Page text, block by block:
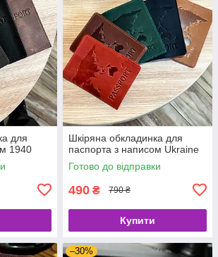
для
1940
Шкіряна обкладинка для
паспорта з написом Ukraine
Готово до відправки
490 ₴ 790 ₴
Купити
–30%